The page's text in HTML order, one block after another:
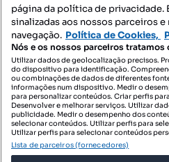
756 000 €3724,14 €/m²
Excelente moradia - Ao
Tipologia
T4
Preço por metro quadrado
203 m²
página da política de privacidade.
sinalizadas aos nossos parceiros
navegação. Política de Cookies,
Nós e os nossos parceiros tratamos
Utilizar dados de geolocalização precisos.
do dispositivo para identificação.
ou combinações de dados de diferentes
informações num dispositivo. Medir o
para personalizar conteúdos. Criar perfis
Desenvolver e melhorar serviços. Utilizar
publicidade. Medir o desempenho dos
selecionar conteúdos. Utilizar perfis para
Utilizar perfis para selecionar conteúdos
Lista de parceiros (fornecedores)